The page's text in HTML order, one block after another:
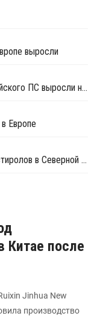
выросли
Декабрьские контрактные цены европейского ПС выросли на EUR140-160 за тонну
Европе
Styrolution укрепляет свой бизнес полистиролов в Северной Америке
Китае после
Jinhua New
производство